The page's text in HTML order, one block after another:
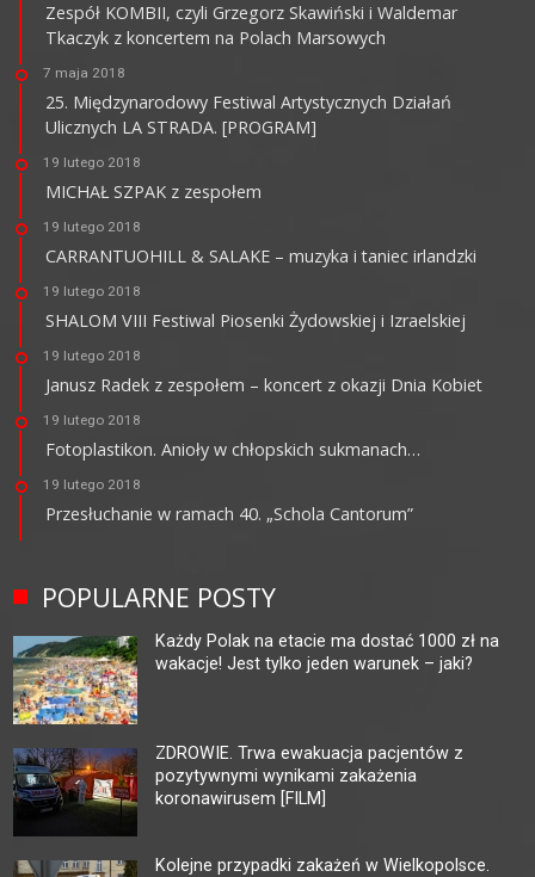
Zespół KOMBII, czyli Grzegorz Skawiński i Waldemar
Tkaczyk z koncertem na Polach Marsowych
7 maja 2018
25. Międzynarodowy Festiwal Artystycznych Działań
Ulicznych LA STRADA. [PROGRAM]
19 lutego 2018
MICHAŁ SZPAK z zespołem
19 lutego 2018
CARRANTUOHILL & SALAKE – muzyka i taniec irlandzki
19 lutego 2018
SHALOM VIII Festiwal Piosenki Żydowskiej i Izraelskiej
19 lutego 2018
Janusz Radek z zespołem – koncert z okazji Dnia Kobiet
19 lutego 2018
Fotoplastikon. Anioły w chłopskich sukmanach…
19 lutego 2018
Przesłuchanie w ramach 40. „Schola Cantorum”
POPULARNE POSTY
Każdy Polak na etacie ma dostać 1000 zł na
wakacje! Jest tylko jeden warunek – jaki?
ZDROWIE. Trwa ewakuacja pacjentów z
pozytywnymi wynikami zakażenia
koronawirusem [FILM]
Kolejne przypadki zakażeń w Wielkopolsce.